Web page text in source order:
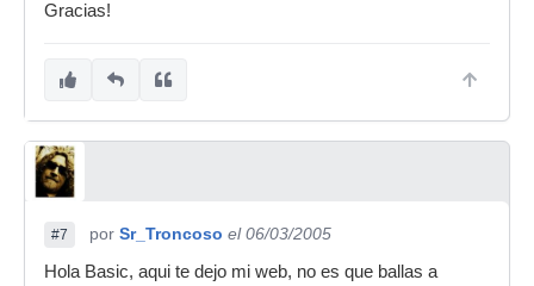
Gracias!
#7 por Sr_Troncoso el 06/03/2005
Hola Basic, aqui te dejo mi web, no es que ballas a